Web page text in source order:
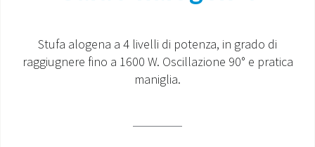
CONTATTI
Stufa alogena a 4 livelli di potenza, in grado di
raggiugnere fino a 1600 W. Oscillazione 90° e pratica
maniglia.